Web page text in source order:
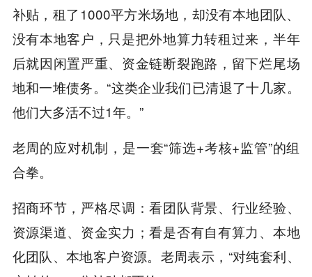
补贴，租了1000平方米场地，却没有本地团队、
没有本地客户，只是把外地算力转租过来，半年
后就因闲置严重、资金链断裂跑路，留下烂尾场
地和一堆债务。“这类企业我们已清退了十几家。
他们大多活不过1年。”
老周的应对机制，是一套“筛选+考核+监管”的组
合拳。
招商环节，严格尽调：看团队背景、行业经验、
资源渠道、资金实力；看是否有自有算力、本地
化团队、本地客户资源。老周表示，“对纯套利、